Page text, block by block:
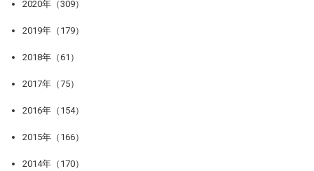
2020年（309）
2019年（179）
2018年（61）
2017年（75）
2016年（154）
2015年（166）
2014年（170）